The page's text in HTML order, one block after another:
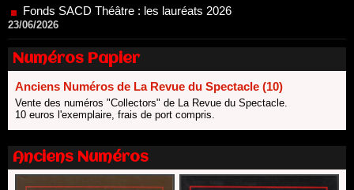
Dispositif ARTCENA Écrire pour le cirque, les lauréats 2026 !
20/06/2026
Le palmarès des prix SACD 2026
18/06/2026
Les 10 lauréats du Fonds Grandes Formes Théâtre 2026
SACD
13/06/2026
Nomination de Nathalie Garraud et Olivier Saccomano à la
direction du Théâtre de Gennevilliers - CDN
13/06/2026
Dispositif SACD Auteurs d'espaces : les lauréats 2026
Numéros Papier
Anciens Numéros de La Revue du Spectacle (10)
Vente des numéros "Collectors" de La Revue du Spectacle.
10 euros l'exemplaire, frais de port compris.
Anciens Numéros